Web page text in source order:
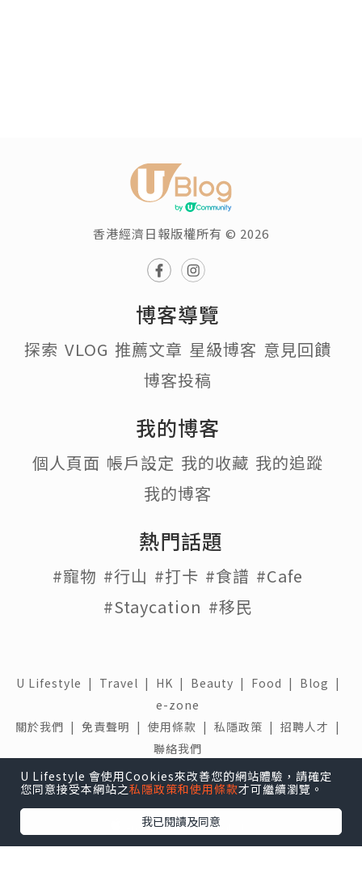
U Lifestyle 會使用Cookies來改善您的網站體驗，請確定
您同意接受本網站之私隱政策和使用條款才可繼續瀏覽。
我已閱讀及同意
香港經濟日報版權所有 © 2026
博客導覽
探索 VLOG 推薦文章 星級博客 意見回饋
博客投稿
我的博客
個人頁面 帳戶設定 我的收藏 我的追蹤
我的博客
熱門話題
#寵物 #行山 #打卡 #食譜 #Cafe
#Staycation #移民
U Lifestyle | Travel | HK | Beauty | Food | Blog |
e-zone
關於我們 | 免責聲明 | 使用條款 | 私隱政策 | 招聘人才 |
聯絡我們
下載 U Lifestyle應用程式